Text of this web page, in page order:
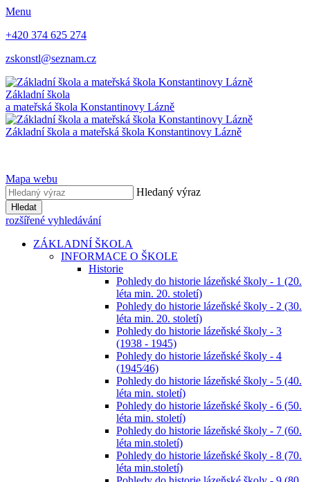
Menu
+420 374 625 274
zskonstl@seznam.cz
Základní škola
a mateřská škola Konstantinovy Lázně
Základní škola a mateřská škola Konstantinovy Lázně
Mapa webu
Hledaný výraz
Hledat
rozšířené vyhledávání
ZÁKLADNÍ ŠKOLA
INFORMACE O ŠKOLE
Historie
Pohledy do historie lázeňské školy - 1 (20.
léta min. 20. století)
Pohledy do historie lázeňské školy - 2 (30.
léta min. 20. století)
Pohledy do historie lázeňské školy - 3
(1938 - 1945)
Pohledy do historie lázeňské školy - 4
(1945⁄46)
Pohledy do historie lázeňské školy - 5 (40.
léta min. století)
Pohledy do historie lázeňské školy - 6 (50.
léta min. století)
Pohledy do historie lázeňské školy - 7 (60.
léta min.století)
Pohledy do historie lázeňské školy - 8 (70.
léta min.století)